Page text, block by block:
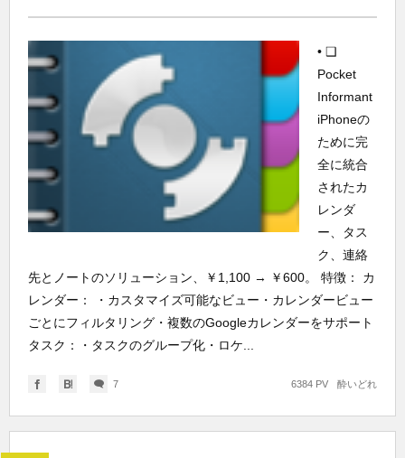
• ❑
Pocket
Informant
iPhoneの
ために完
全に統合
されたカ
レンダ
ー、タス
ク、連絡
先とノートのソリューション、￥1,100 → ￥600。 特徴： カ
レンダー： ・カスタマイズ可能なビュー・カレンダービュー
ごとにフィルタリング・複数のGoogleカレンダーをサポート
タスク：・タスクのグループ化・ロケ...
7 酔いどれ
6384 PV